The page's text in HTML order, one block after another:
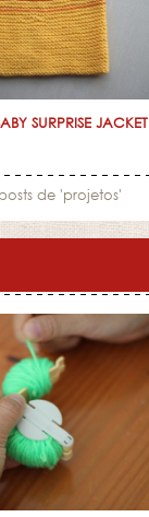
SURPRISE JACKET
de 'projetos'